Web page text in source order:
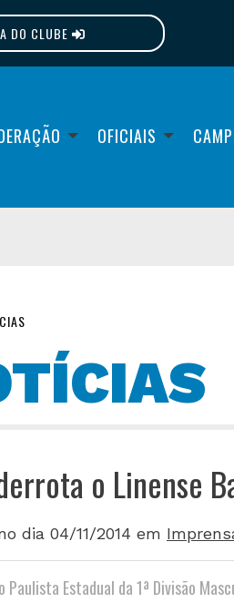
DO CLUBE
OFICIAIS
o Linense
dia 04/11/2014 em
Paulista Estadual da 1ª Divisão